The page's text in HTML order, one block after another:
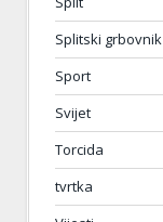
Splitski grbovnik
Sport
Svijet
Torcida
tvrtka